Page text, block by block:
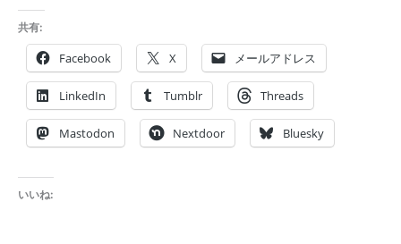
共有:
Facebook X メールアドレス
LinkedIn Tumblr Threads
Mastodon Nextdoor Bluesky
いいね: